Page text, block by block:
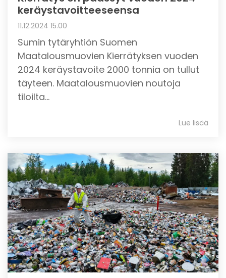
keräystavoitteeseensa
11.12.2024 15.00
Sumin tytäryhtiön Suomen
Maatalousmuovien Kierrätyksen vuoden
2024 keräystavoite 2000 tonnia on tullut
täyteen. Maatalousmuovien noutoja
tiloilta...
Lue lisää